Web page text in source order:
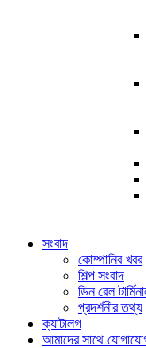
সংবাদ
কোম্পানির খবর
শিল্প সংবাদ
ডিন রেল
প্রদর্শনীর তথ্য
ক্যাটালগ
আমাদের সাথে